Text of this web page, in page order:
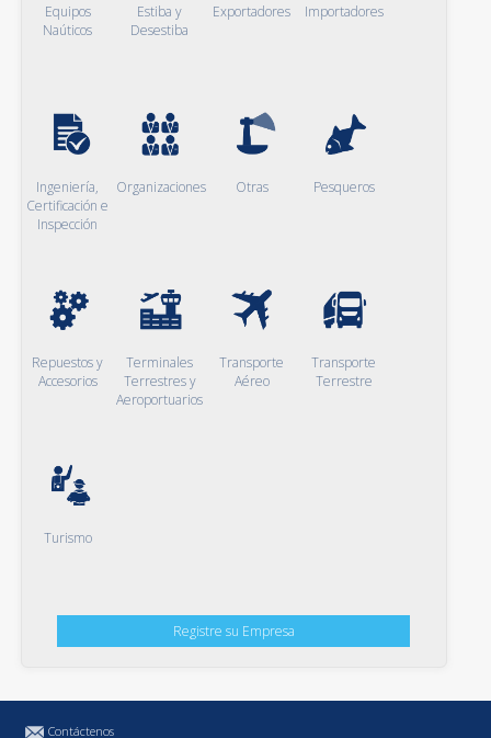
Equipos
Naúticos
Estiba y
Desestiba
Exportadores Importadores
Ingeniería,
Certificación e
Inspección
Organizaciones Otras Pesqueros
Repuestos y
Accesorios
Terminales
Terrestres y
Aeroportuarios
Transporte
Aéreo
Transporte
Terrestre
Turismo
Registre su Empresa
Contáctenos